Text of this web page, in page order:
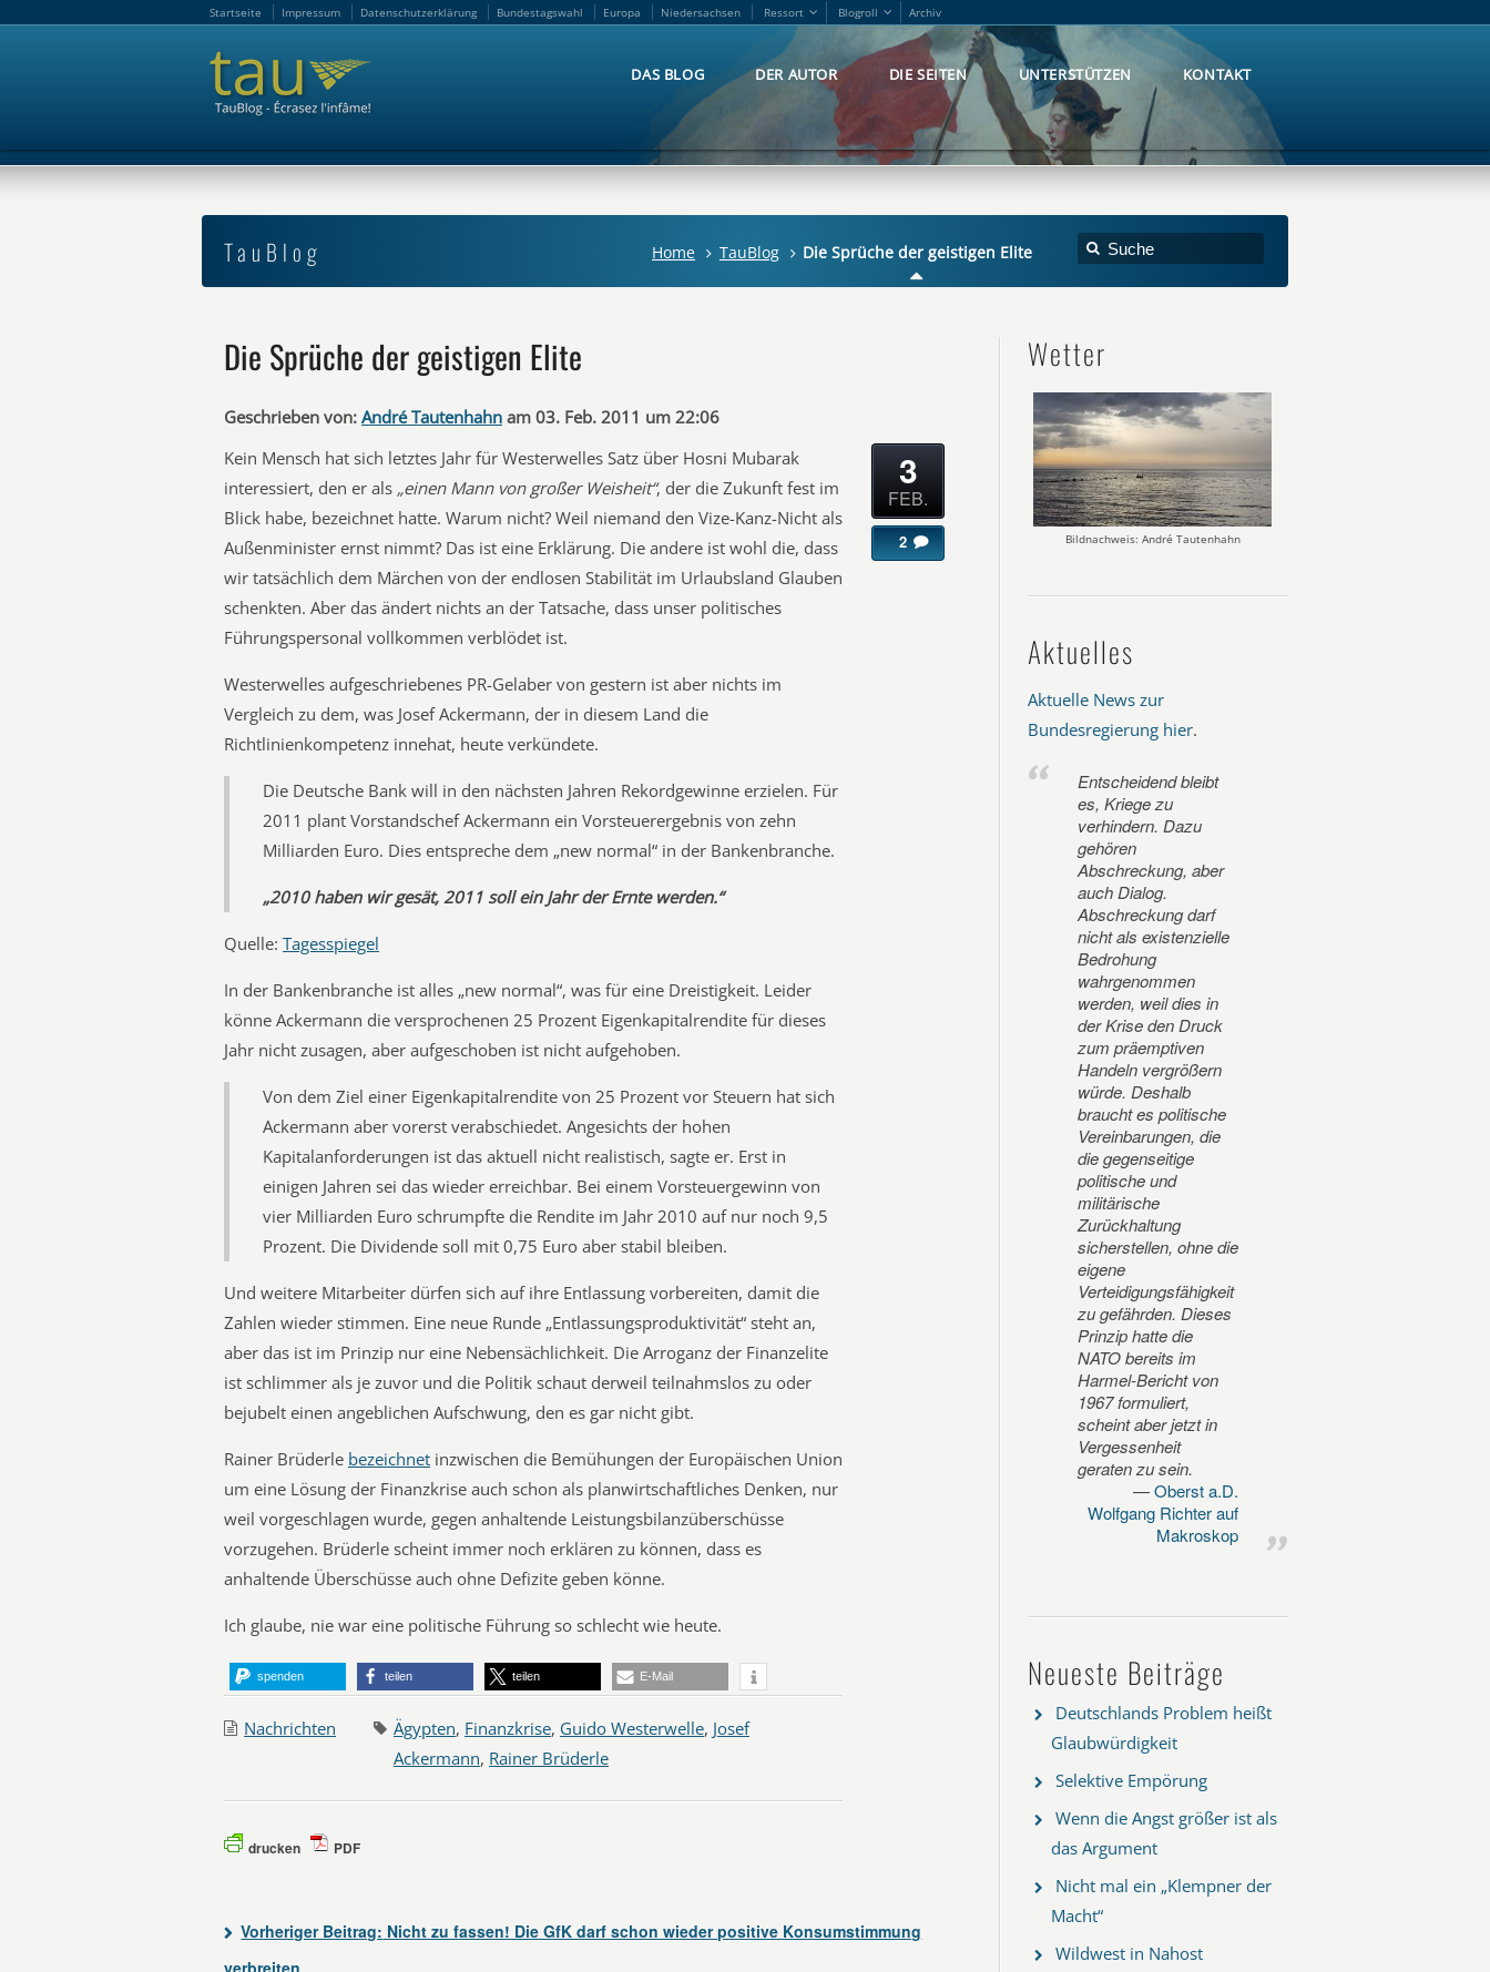
Startseite Impressum Datenschutzerklärung Bundestagswahl Europa Niedersachsen Ressort Blogroll Archiv
DAS BLOG DER AUTOR DIE SEITEN UNTERSTÜTZEN KONTAKT
TauBlog Home TauBlog Die Sprüche der geistigen Elite
Die Sprüche der geistigen Elite
Geschrieben von: André Tautenhahn am 03. Feb. 2011 um 22:06
Kein Mensch hat sich letztes Jahr für Westerwelles Satz über Hosni Mubarak
interessiert, den er als „einen Mann von großer Weisheit“, der die Zukunft fest im
Blick habe, bezeichnet hatte. Warum nicht? Weil niemand den Vize-Kanz-Nicht als
Außenminister ernst nimmt? Das ist eine Erklärung. Die andere ist wohl die, dass
wir tatsächlich dem Märchen von der endlosen Stabilität im Urlaubsland Glauben
schenkten. Aber das ändert nichts an der Tatsache, dass unser politisches
Führungspersonal vollkommen verblödet ist.
Westerwelles aufgeschriebenes PR-Gelaber von gestern ist aber nichts im
Vergleich zu dem, was Josef Ackermann, der in diesem Land die
Richtlinienkompetenz innehat, heute verkündete.
Die Deutsche Bank will in den nächsten Jahren Rekordgewinne erzielen. Für
2011 plant Vorstandschef Ackermann ein Vorsteuerergebnis von zehn
Milliarden Euro. Dies entspreche dem „new normal“ in der Bankenbranche.
„2010 haben wir gesät, 2011 soll ein Jahr der Ernte werden.“
Quelle: Tagesspiegel
In der Bankenbranche ist alles „new normal“, was für eine Dreistigkeit. Leider
könne Ackermann die versprochenen 25 Prozent Eigenkapitalrendite für dieses
Jahr nicht zusagen, aber aufgeschoben ist nicht aufgehoben.
Von dem Ziel einer Eigenkapitalrendite von 25 Prozent vor Steuern hat sich
Ackermann aber vorerst verabschiedet. Angesichts der hohen
Kapitalanforderungen ist das aktuell nicht realistisch, sagte er. Erst in
einigen Jahren sei das wieder erreichbar. Bei einem Vorsteuergewinn von
vier Milliarden Euro schrumpfte die Rendite im Jahr 2010 auf nur noch 9,5
Prozent. Die Dividende soll mit 0,75 Euro aber stabil bleiben.
Und weitere Mitarbeiter dürfen sich auf ihre Entlassung vorbereiten, damit die
Zahlen wieder stimmen. Eine neue Runde „Entlassungsproduktivität“ steht an,
aber das ist im Prinzip nur eine Nebensächlichkeit. Die Arroganz der Finanzelite
ist schlimmer als je zuvor und die Politik schaut derweil teilnahmslos zu oder
bejubelt einen angeblichen Aufschwung, den es gar nicht gibt.
Rainer Brüderle bezeichnet inzwischen die Bemühungen der Europäischen Union
um eine Lösung der Finanzkrise auch schon als planwirtschaftliches Denken, nur
weil vorgeschlagen wurde, gegen anhaltende Leistungsbilanzüberschüsse
vorzugehen. Brüderle scheint immer noch erklären zu können, dass es
anhaltende Überschüsse auch ohne Defizite geben könne.
Ich glaube, nie war eine politische Führung so schlecht wie heute.
spenden teilen teilen E-Mail
3
FEB.
2
Nachrichten Ägypten, Finanzkrise, Guido Westerwelle, Josef
Ackermann, Rainer Brüderle
drucken PDF
Vorheriger Beitrag: Nicht zu fassen! Die GfK darf schon wieder positive Konsumstimmung
verbreiten
Wetter
Bildnachweis: André Tautenhahn
Aktuelles
Aktuelle News zur
Bundesregierung hier.
Entscheidend bleibt
es, Kriege zu
verhindern. Dazu
gehören
Abschreckung, aber
auch Dialog.
Abschreckung darf
nicht als existenzielle
Bedrohung
wahrgenommen
werden, weil dies in
der Krise den Druck
zum präemptiven
Handeln vergrößern
würde. Deshalb
braucht es politische
Vereinbarungen, die
die gegenseitige
politische und
militärische
Zurückhaltung
sicherstellen, ohne die
eigene
Verteidigungsfähigkeit
zu gefährden. Dieses
Prinzip hatte die
NATO bereits im
Harmel-Bericht von
1967 formuliert,
scheint aber jetzt in
Vergessenheit
geraten zu sein.
Oberst a.D.
Wolfgang Richter auf
Makroskop
Neueste Beiträge
Deutschlands Problem heißt
Glaubwürdigkeit
Selektive Empörung
Wenn die Angst größer ist als
das Argument
Nicht mal ein „Klempner der
Macht“
Wildwest in Nahost
Startseite Impressum Datenschutzerklärung Bundestagswahl Europa Niedersachsen Ressort Blogroll Archiv
DAS BLOG DER AUTOR DIE SEITEN UNTERSTÜTZEN KONTAKT